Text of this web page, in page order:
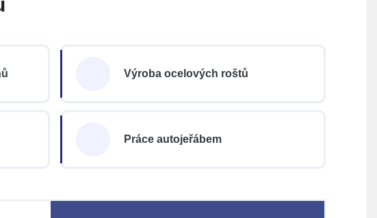
Výroba ocelových roštů
Práce autojeřábem